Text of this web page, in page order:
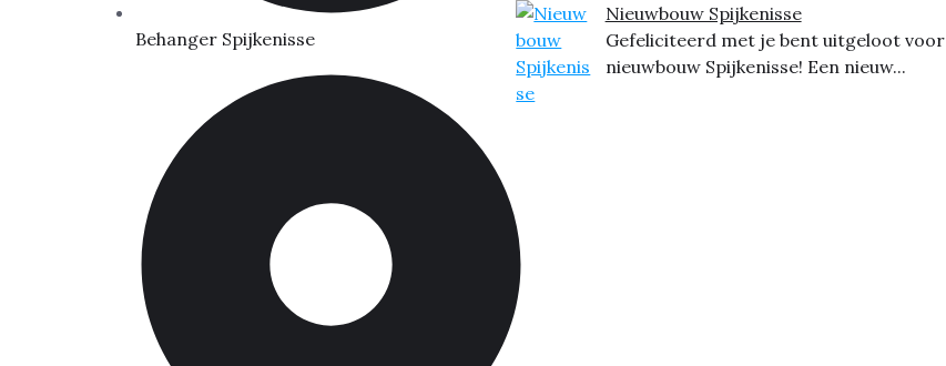
Behanger Spijkenisse
Nieuwbouw Spijkenisse
Gefeliciteerd met je bent uitgeloot voor
nieuwbouw Spijkenisse! Een nieuw...